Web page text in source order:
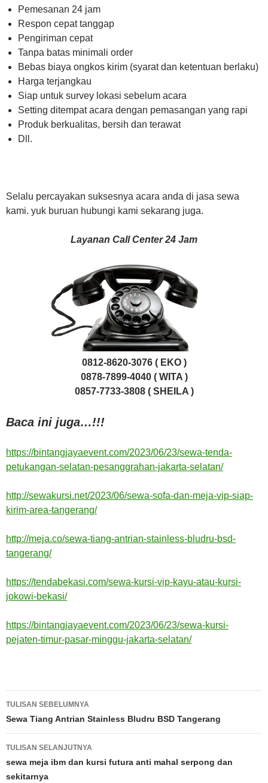
Pemesanan 24 jam
Respon cepat tanggap
Pengiriman cepat
Tanpa batas minimali order
Bebas biaya ongkos kirim (syarat dan ketentuan berlaku)
Harga terjangkau
Siap untuk survey lokasi sebelum acara
Setting ditempat acara dengan pemasangan yang rapi
Produk berkualitas, bersih dan terawat
Dll.
Selalu percayakan suksesnya acara anda di jasa sewa
kami. yuk buruan hubungi kami sekarang juga.
Layanan Call Center 24 Jam
0812-8620-3076 ( EKO )
0878-7899-4040 ( WITA )
0857-7733-3808 ( SHEILA )
Baca ini juga…!!!
https://bintangjayaevent.com/2023/06/23/sewa-tenda-
petukangan-selatan-pesanggrahan-jakarta-selatan/
http://sewakursi.net/2023/06/sewa-sofa-dan-meja-vip-siap-
kirim-area-tangerang/
http://meja.co/sewa-tiang-antrian-stainless-bludru-bsd-
tangerang/
https://tendabekasi.com/sewa-kursi-vip-kayu-atau-kursi-
jokowi-bekasi/
https://bintangjayaevent.com/2023/06/23/sewa-kursi-
pejaten-timur-pasar-minggu-jakarta-selatan/
Navigasi
Tulisan
TULISAN SEBELUMNYA
Sewa Tiang Antrian Stainless Bludru BSD Tangerang
TULISAN SELANJUTNYA
sewa meja ibm dan kursi futura anti mahal serpong dan
sekitarnya